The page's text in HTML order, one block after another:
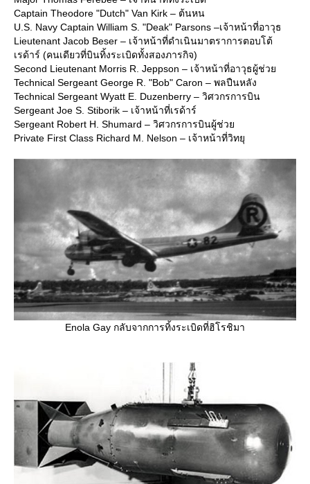
Captain Theodore "Dutch" Van Kirk – ต้นหน
U.S. Navy Captain William S. "Deak" Parsons –เจ้าหน้าที่อาวุธ
Lieutenant Jacob Beser – เจ้าหน้าที่ดำเนินมาตราการตอบโต้
เรด้าร์ (คนเดียวที่บินทิ้งระเบิดทั้งสองภารกิจ)
Second Lieutenant Morris R. Jeppson – เจ้าหน้าที่อาวุธผู้ช่ว
Technical Sergeant George R. "Bob" Caron – พลปืนหลัง
Technical Sergeant Wyatt E. Duzenberry – วิศวกรการบิน
Sergeant Joe S. Stiborik – เจ้าหน้าที่เรด้าร์
Sergeant Robert H. Shumard – วิศวกรการบินผู้ช่ว
Private First Class Richard M. Nelson – เจ้าหน้าที่วิทยุ
Enola Gay กลับจากการทิ้งระเบิดที่ฮิโรชิมา